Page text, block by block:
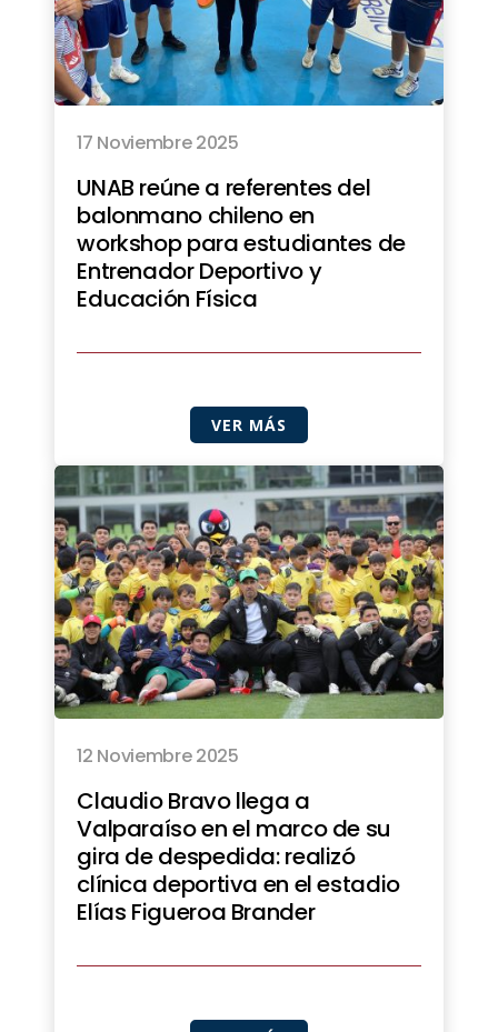
17 Noviembre 2025
UNAB reúne a referentes del
balonmano chileno en
workshop para estudiantes de
Entrenador Deportivo y
Educación Física
VER MÁS
12 Noviembre 2025
Claudio Bravo llega a
Valparaíso en el marco de su
gira de despedida: realizó
clínica deportiva en el estadio
Elías Figueroa Brander